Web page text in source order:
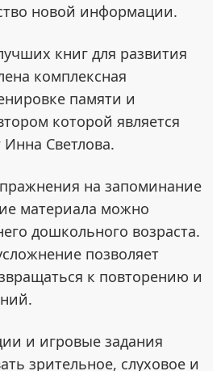
новой информации.
книг для развития
комплексная
памяти и
которой является
Светлова.
на запоминание
материала можно
дошкольного возраста.
позволяет
к повторению и
и игровые задания
зрительное, слуховое и